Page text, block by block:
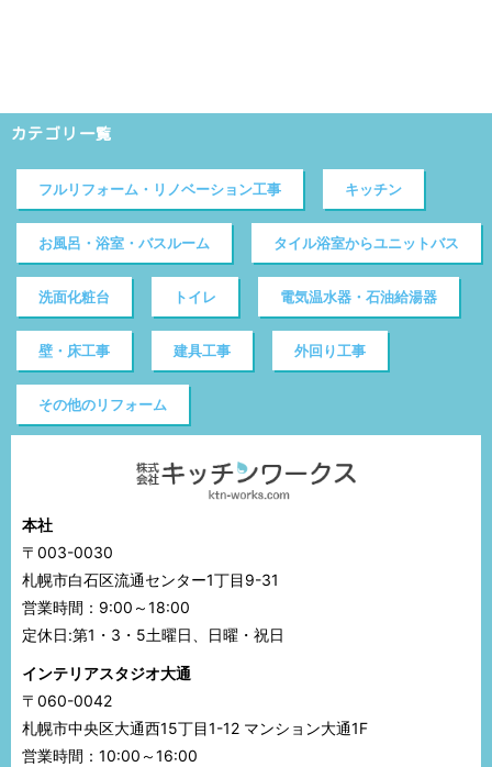
カテゴリ一覧
フルリフォーム・リノベーション工事 キッチン
お風呂・浴室・バスルーム タイル浴室からユニットバス
洗面化粧台 トイレ 電気温水器・石油給湯器
壁・床工事 建具工事 外回り工事
その他のリフォーム
本社
〒003-0030
札幌市白石区流通センター1丁目9-31
営業時間：9:00～18:00
定休日:第1・3・5土曜日、日曜・祝日
インテリアスタジオ大通
〒060-0042
札幌市中央区大通西15丁目1-12 マンション大通1F
営業時間：10:00～16:00